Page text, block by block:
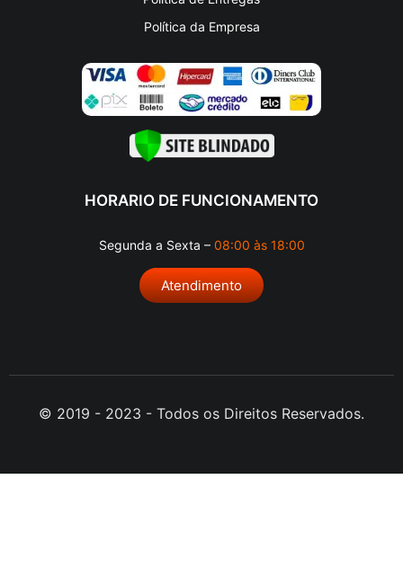
Política da Empresa
HORARIO DE FUNCIONAMENTO
Segunda a Sexta – 08:00 às 18:00
Atendimento
© 2019 - 2023 - Todos os Direitos Reservados.